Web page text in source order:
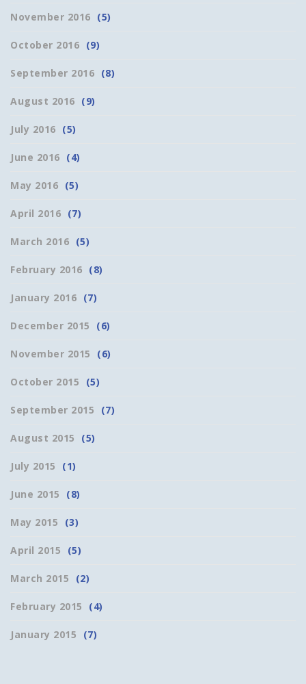
November 2016 (5)
October 2016 (9)
September 2016 (8)
August 2016 (9)
July 2016 (5)
June 2016 (4)
May 2016 (5)
April 2016 (7)
March 2016 (5)
February 2016 (8)
January 2016 (7)
December 2015 (6)
November 2015 (6)
October 2015 (5)
September 2015 (7)
August 2015 (5)
July 2015 (1)
June 2015 (8)
May 2015 (3)
April 2015 (5)
March 2015 (2)
February 2015 (4)
January 2015 (7)